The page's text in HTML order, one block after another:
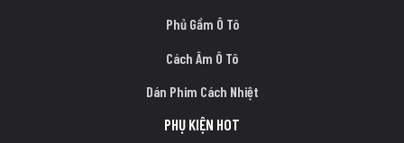
Phủ Gầm Ô Tô
Cách Âm Ô Tô
Dán Phim Cách Nhiệt
PHỤ KIỆN HOT